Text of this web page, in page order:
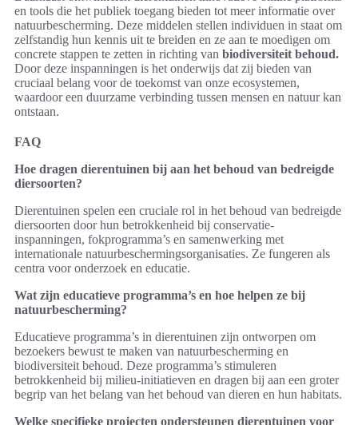
en tools die het publiek toegang bieden tot meer informatie over
natuurbescherming. Deze middelen stellen individuen in staat om
zelfstandig hun kennis uit te breiden en ze aan te moedigen om
concrete stappen te zetten in richting van biodiversiteit behoud.
Door deze inspanningen is het onderwijs dat zij bieden van
cruciaal belang voor de toekomst van onze ecosystemen,
waardoor een duurzame verbinding tussen mensen en natuur kan
ontstaan.
FAQ
Hoe dragen dierentuinen bij aan het behoud van bedreigde
diersoorten?
Dierentuinen spelen een cruciale rol in het behoud van bedreigde
diersoorten door hun betrokkenheid bij conservatie-
inspanningen, fokprogramma’s en samenwerking met
internationale natuurbeschermingsorganisaties. Ze fungeren als
centra voor onderzoek en educatie.
Wat zijn educatieve programma’s en hoe helpen ze bij
natuurbescherming?
Educatieve programma’s in dierentuinen zijn ontworpen om
bezoekers bewust te maken van natuurbescherming en
biodiversiteit behoud. Deze programma’s stimuleren
betrokkenheid bij milieu-initiatieven en dragen bij aan een groter
begrip van het belang van het behoud van dieren en hun habitats.
Welke specifieke projecten ondersteunen dierentuinen voor